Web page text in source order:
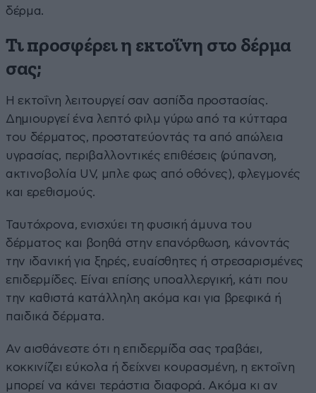
δέρμα.
Τι προσφέρει η εκτοΐνη στο δέρμα
σας;
Η εκτοΐνη λειτουργεί σαν ασπίδα προστασίας.
Δημιουργεί ένα λεπτό φιλμ γύρω από τα κύτταρα
του δέρματος, προστατεύοντάς τα από απώλεια
υγρασίας, περιβαλλοντικές επιθέσεις (ρύπανση,
ακτινοβολία UV, μπλε φως από οθόνες), φλεγμονές
και ερεθισμούς.
Ταυτόχρονα, ενισχύει τη φυσική άμυνα του
δέρματος και βοηθά στην επανόρθωση, κάνοντάς
την ιδανική για ξηρές, ευαίσθητες ή στρεσαρισμένες
επιδερμίδες. Είναι επίσης υποαλλεργική, κάτι που
την καθιστά κατάλληλη ακόμα και για βρεφικά ή
παιδικά δέρματα.
Αν αισθάνεστε ότι η επιδερμίδα σας τραβάει,
κοκκινίζει εύκολα ή δείχνει κουρασμένη, η εκτοΐνη
μπορεί να κάνει τεράστια διαφορά. Ακόμα κι αν